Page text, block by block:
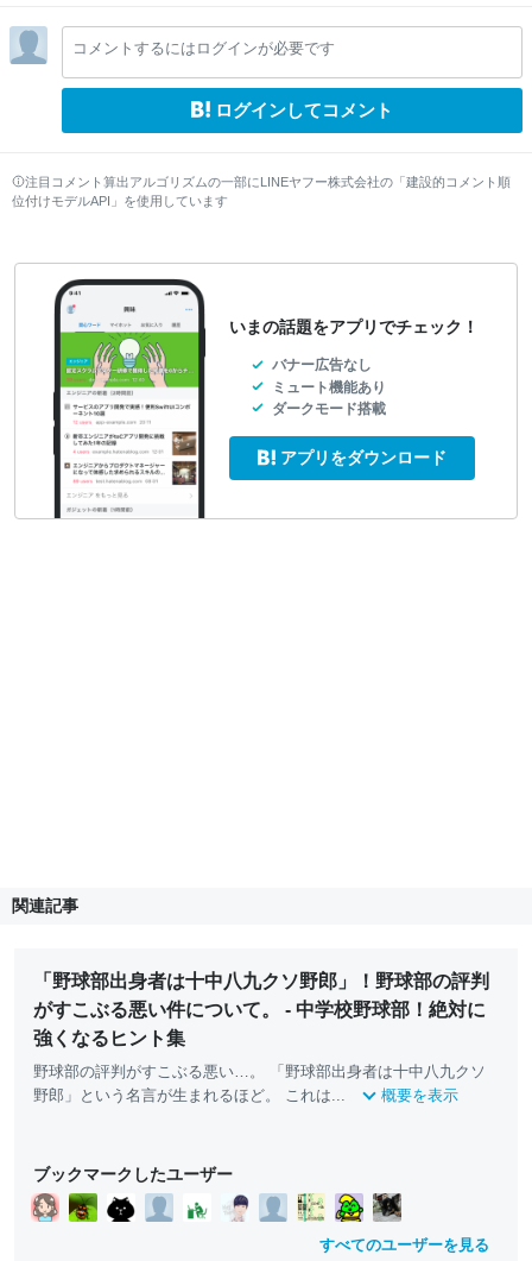
lo
w
コメントするにはログインが必要です
ログインしてコメント
注目コメント算出アルゴリズムの一部にLINEヤフー株式会社の「建設的コメント順
位付けモデルAPI」を使用しています
いまの話題をアプリでチェック！
バナー広告なし
ミュート機能あり
ダークモード搭載
アプリをダウンロード
関連記事
「野球部出身者は十中八九クソ野郎」！野球部の評判
がすこぶる悪い件について。 - 中学校野球部！絶対に
強くなるヒント集
野球部の評判がすこぶる悪い…。 「野球部出身者は十中八九クソ
野郎」という名言が生まれるほど。 これは...
概要を表示
ブックマークしたユーザー
すべてのユーザーを見る